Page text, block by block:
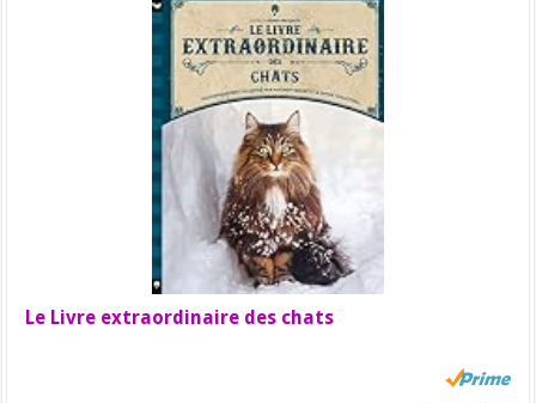
Le Livre extraordinaire des chats